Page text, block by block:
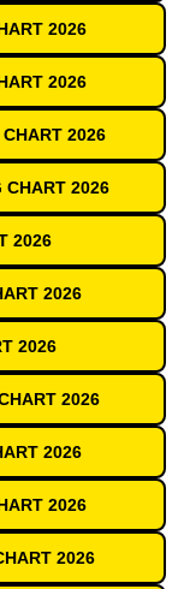
2026
2026
2026
CHART 2026
2026
2026
2026
2026
2026
2026
2026